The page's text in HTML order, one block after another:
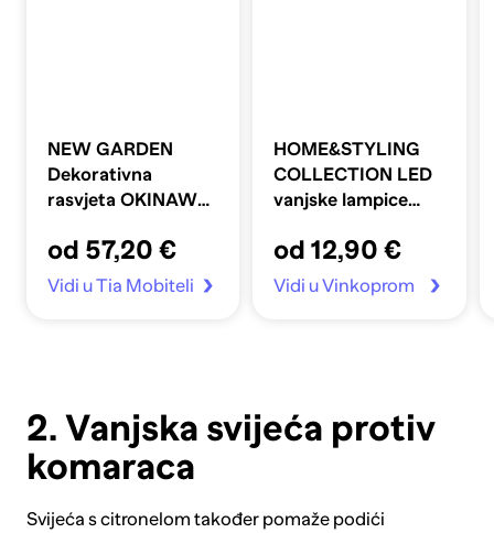
NEW GARDEN
Dekorativna
rasvjeta OKINAWA
SOLAR
od 57,20 €
Vidi u Tia Mobiteli
HOME&STYLING
COLLECTION LED
vanjske lampice
od 12,90 €
Vidi u Vinkoprom
2. Vanjska svijeća protiv
komaraca
Svijeća s citronelom također pomaže podići